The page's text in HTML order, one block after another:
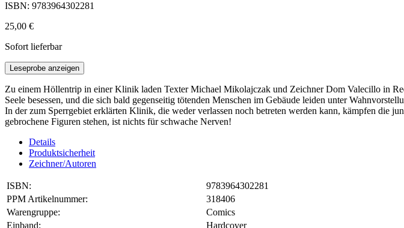
ISBN: 9783964302281
25,00 €
Sofort lieferbar
Leseprobe anzeigen
Zu einem Höllentrip in einer Klinik laden Texter Michael Mikolajczak und Zeichner Dom Valecillo in
Seele besessen, und die sich bald gegenseitig tötenden Menschen im Gebäude leiden unter
In der zum Sperrgebiet erklärten Klinik, die weder verlassen noch betreten werden kann, kämpfen die
gebrochene Figuren stehen, ist nichts für schwache Nerven!
Details
Produktsicherheit
Zeichner/Autoren
ISBN:
9783964302281
PPM Artikelnummer:
318406
Warengruppe:
Comics
Einband:
Hardcover